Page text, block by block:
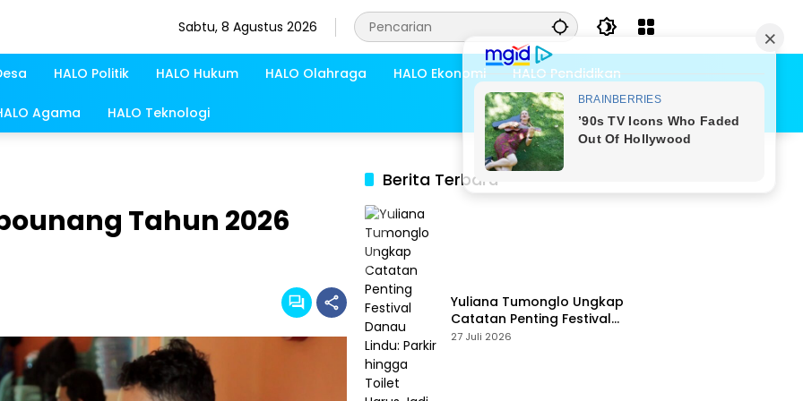
Sabtu, 8 Agustus 2026
HALO Politik HALO Hukum HALO Olahraga HALO Ekonomi HALO Pendidikan
Agama HALO Teknologi
Tahun 2026
Berita Terbaru
Yuliana Tumonglo Ungkap
Catatan Penting Festival
Danau Lindu: Parkir hingga
27 Juli 2026